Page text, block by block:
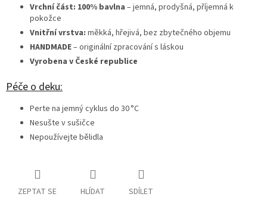
Vrchní část: 100% bavlna – jemná, prodyšná, příjemná k
pokožce
Vnitřní vrstva: měkká, hřejivá, bez zbytečného objemu
HANDMADE– originální zpracování s láskou
Vyrobena v České republice
Péče o deku:
Perte na jemný cyklus do 30 °C
Nesušte v sušičce
Nepoužívejte bělidla
ZEPTAT SE HLÍDAT SDÍLET